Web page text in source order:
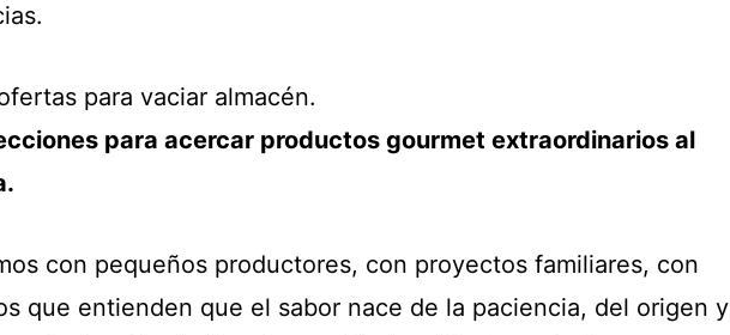
para vaciar almacén.
para acercar productos gourmet extraordinarios al
con pequeños productores, con proyectos familiares, con
que entienden que el sabor nace de la paciencia, del origen y